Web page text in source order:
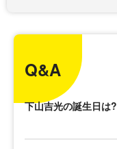
Q&A
下山吉光の誕生日は?